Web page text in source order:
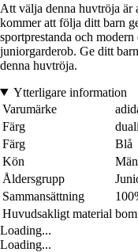
Att välja denna huvtröja är
kommer att följa ditt barn
sportprestanda och
juniorgarderob. Ge ditt
denna huvtröja.
Ytterligare information
Varumärke
Färg
Färg
Blå
Kön
Män
Åldersgrupp
Sammansättning
Huvudsakligt material
Loading...
Loading...